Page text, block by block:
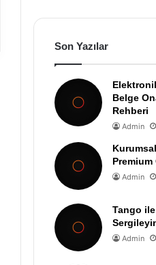
Son Yazılar
Belge
Rehberi
Admin
Premium
Admin
Tango
Admin